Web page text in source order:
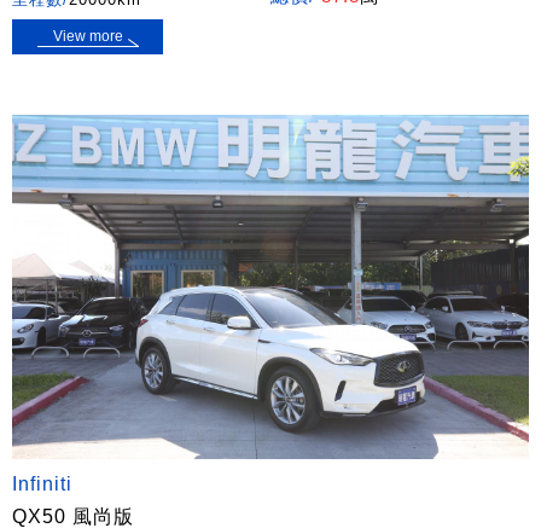
View more
Infiniti
QX50 風尚版